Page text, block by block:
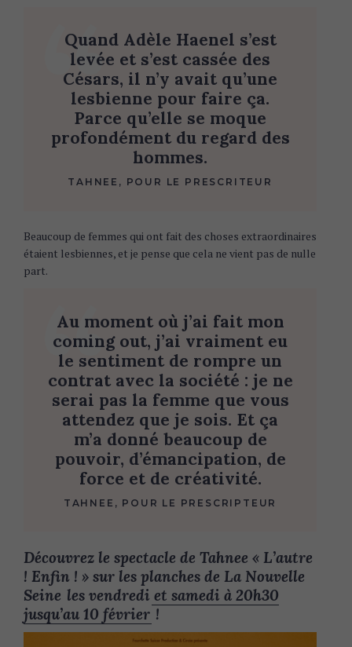
Quand Adèle Haenel s’est
levée et s’est cassée des
Césars, il n’y avait qu’une
lesbienne pour faire ça.
Parce qu’elle se moque
profondément du regard des
hommes.
TAHNEE, POUR LE PRESCRITEUR
Beaucoup de femmes qui ont fait des choses extraordinaires
étaient lesbiennes, et je pense que cela ne vient pas de nulle
part.
Au moment où j’ai fait mon
coming out, j’ai vraiment eu
le sentiment de rompre un
contrat avec la société : je ne
serai pas la femme que vous
attendez que je sois. Et ça
m’a donné beaucoup de
pouvoir, d’émancipation, de
force et de créativité.
TAHNEE, POUR LE PRESCRIPTEUR
Découvrez le spectacle de Tahnee « L’autre
! Enfin ! » sur les planches de La Nouvelle
Seine les vendredi et samedi à 20h30
jusqu’au 10 février !